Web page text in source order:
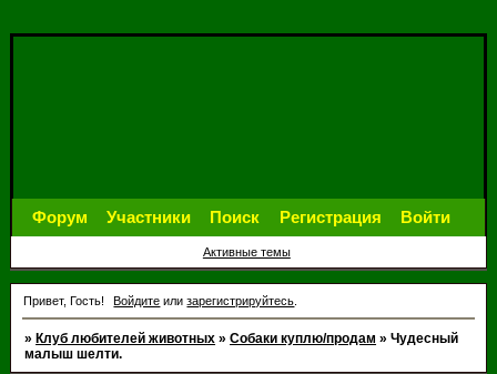
Форум Участники Поиск Регистрация Войти
Активные темы
Привет, Гость! Войдите илизарегистрируйтесь
»Клуб любителей животных »Собаки куплю/продам »Чудесный
малыш шелти.